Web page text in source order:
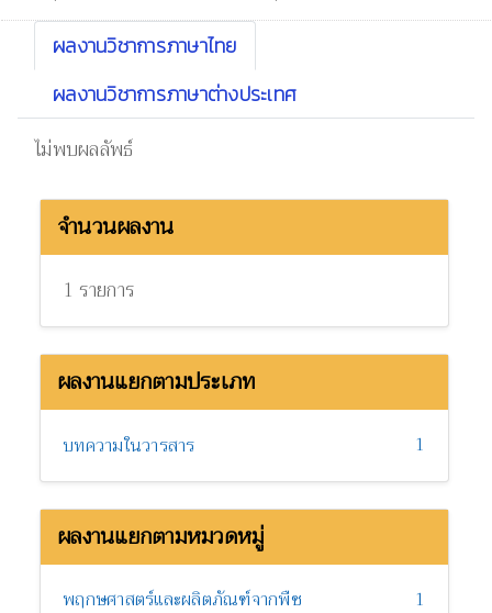
ผลงานวิชาการภาษาไทย
ผลงานวิชาการภาษาต่างประเทศ
ไม่พบผลลัพธ์
จำนวนผลงาน
1 รายการ
ผลงานแยกตามประเภท
บทความในวารสาร 1
ผลงานแยกตามหมวดหมู่
พฤกษศาสตร์และผลิตภัณฑ์จากพืช 1